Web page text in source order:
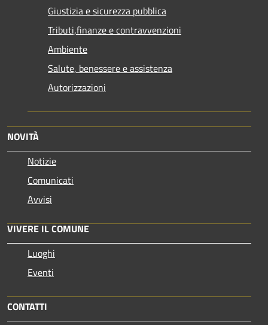
Giustizia e sicurezza pubblica
Tributi,finanze e contravvenzioni
Ambiente
Salute, benessere e assistenza
Autorizzazioni
NOVITÀ
Notizie
Comunicati
Avvisi
VIVERE IL COMUNE
Luoghi
Eventi
CONTATTI